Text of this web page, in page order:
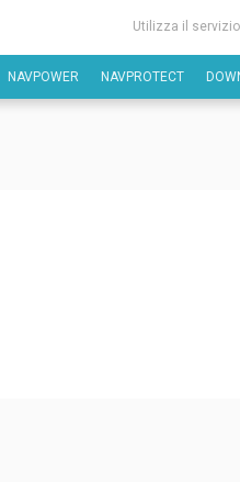
Utilizza il
NAVPOWER NAVPROTECT